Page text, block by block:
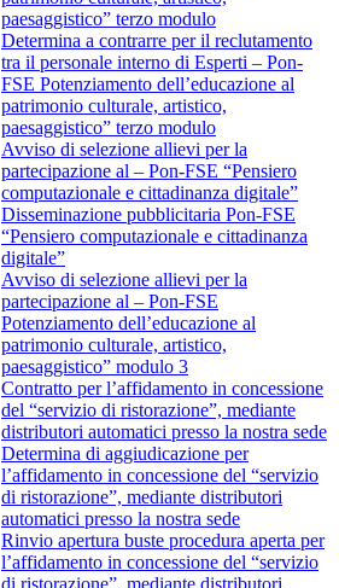
paesaggistico” terzo modulo
Determina a contrarre per il reclutamento
tra il personale interno di Esperti – Pon-
FSE Potenziamento dell’educazione al
patrimonio culturale, artistico,
paesaggistico” terzo modulo
Avviso di selezione allievi per la
partecipazione al – Pon-FSE “Pensiero
computazionale e cittadinanza digitale”
Disseminazione pubblicitaria Pon-FSE
“Pensiero computazionale e cittadinanza
digitale”
Avviso di selezione allievi per la
partecipazione al – Pon-FSE
Potenziamento dell’educazione al
patrimonio culturale, artistico,
paesaggistico” modulo 3
Contratto per l’affidamento in concessione
del “servizio di ristorazione”, mediante
distributori automatici presso la nostra sede
Determina di aggiudicazione per
l’affidamento in concessione del “servizio
di ristorazione”, mediante distributori
automatici presso la nostra sede
Rinvio apertura buste procedura aperta per
l’affidamento in concessione del “servizio